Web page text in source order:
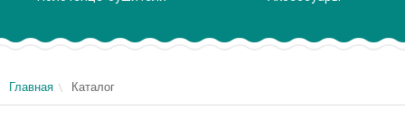
Главная Каталог